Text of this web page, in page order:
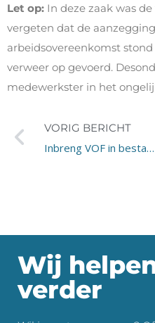
Let op: In deze zaak was
vergeten dat de
arbeidsovereenkomst
verweer op gevoerd.
medewerkster in het
VORIG BERICHT
Inbreng VOF in bestaande BV
Wij
verder